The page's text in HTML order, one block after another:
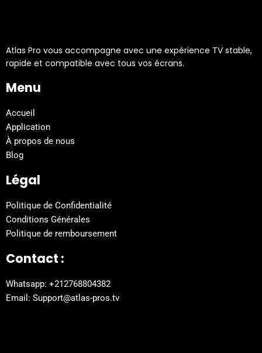
Atlas Pro vous accompagne avec une expérience TV stable,
rapide et compatible avec tous vos écrans.
Menu
Accueil
Application
À propos de nous
Blog
Légal
Politique de Confidentialité
Conditions Générales
Politique de remboursement
Contact :
Whatsapp: +212768804382
Email: Support@atlas-pros.tv